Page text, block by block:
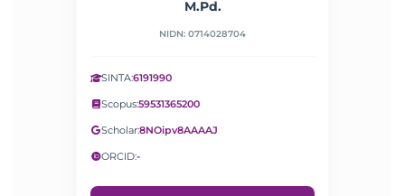
M.Pd.
NIDN: 0714028704
SINTA:6191990
Scopus:59531365200
Scholar:8NOipv8AAAAJ
ORCID:-